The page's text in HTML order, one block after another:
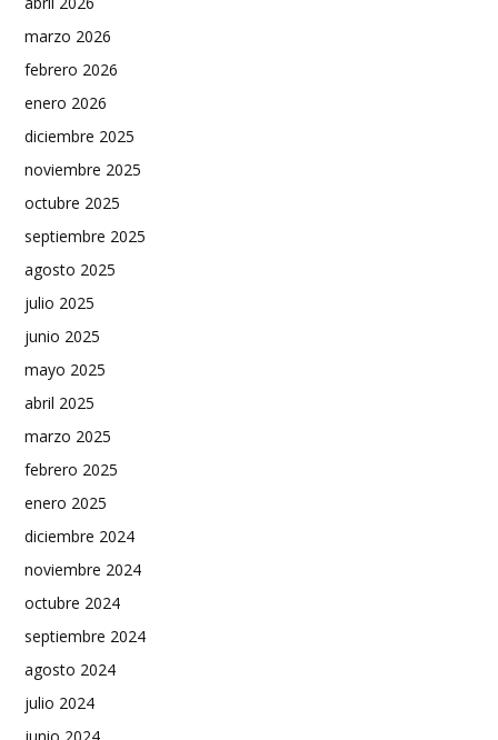
marzo 2026
febrero 2026
enero 2026
diciembre 2025
noviembre 2025
octubre 2025
septiembre 2025
agosto 2025
julio 2025
junio 2025
mayo 2025
abril 2025
marzo 2025
febrero 2025
enero 2025
diciembre 2024
noviembre 2024
octubre 2024
septiembre 2024
agosto 2024
julio 2024